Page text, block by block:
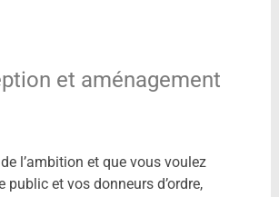
et aménagement
l’ambition et que vous voulez
public et vos donneurs d’ordre,